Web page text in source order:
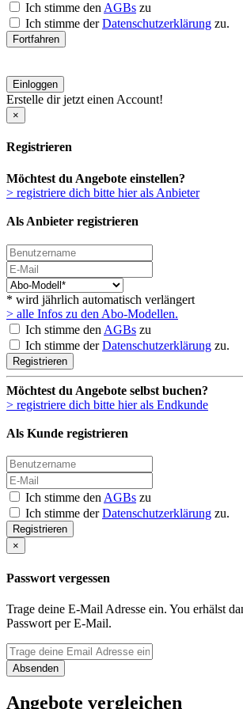
Ich stimme den AGBs zu
Ich stimme derDatenschutzerklärung zu.
Fortfahren
Einloggen
Erstelle dir jetzt einen Account!
×
Registrieren
Möchtest du Angebote einstellen?
> registriere dich bitte hier als Anbieter
Als Anbieter registrieren
* wird jährlich automatisch verlängert
> alle Infos zu den Abo-Modellen.
Ich stimme den AGBs zu
Ich stimme derDatenschutzerklärung zu.
Registrieren
Möchtest du Angebote selbst buchen?
> registriere dich bitte hier als Endkunde
Als Kunde registrieren
Ich stimme denAGBs zu
Ich stimme derDatenschutzerklärung zu.
Registrieren
×
Passwort vergessen
Trage deine E-Mail Adresse ein. You erhälst
Passwort per E-Mail.
Absenden
Angebote vergleichen